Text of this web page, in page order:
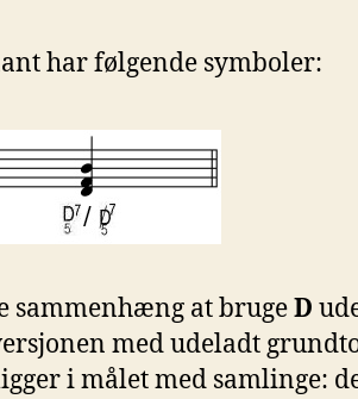
har følgende symboler:
sammenhæng at brugeD
med udeladt
i målet med samlinge: